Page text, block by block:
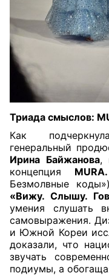
Триада смыслов:
Как
генеральный
Ирина Байжанова,
концепция
Безмолвные
«Вижу. Слышу.
умения слушать
самовыражения.
и Южной Кореи
доказали, что
звучать
подиумы, а